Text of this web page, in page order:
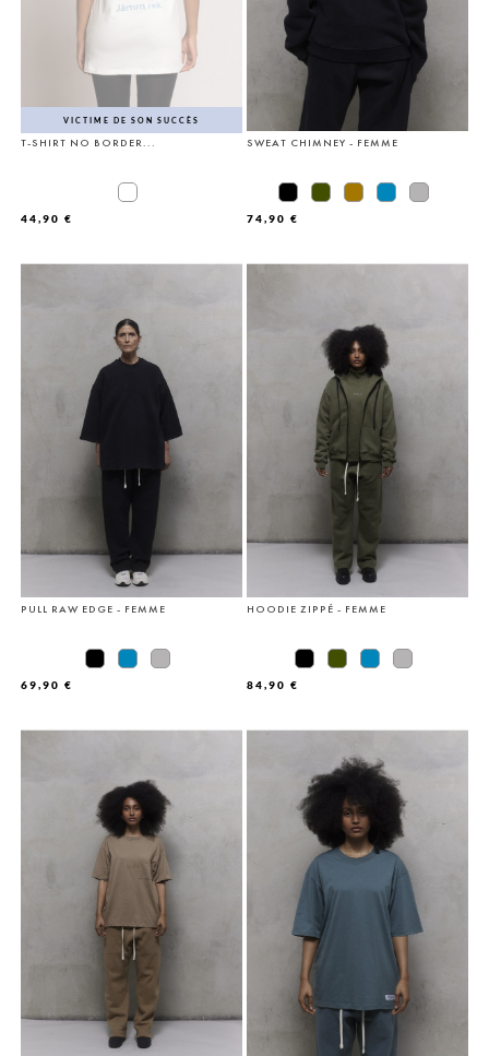
VICTIME DE SON SUCCÈS
T-SHIRT NO BORDER...
44,90 €
SWEAT CHIMNEY - FEMME
74,90 €
PULL RAW EDGE - FEMME
69,90 €
HOODIE ZIPPÉ - FEMME
84,90 €